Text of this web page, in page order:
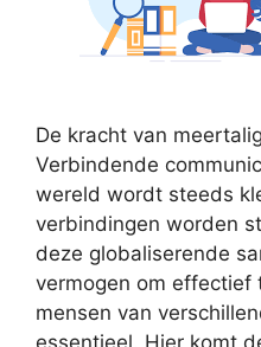
De kracht van
Verbindende
wereld wordt steeds
verbindingen worden
deze globaliserende
vermogen om effectief
mensen van
essentieel. Hier komt